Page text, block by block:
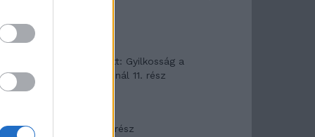
T. Barnett: Gyilkosság a
Garda-tónál 11. rész
Minka 8. rész